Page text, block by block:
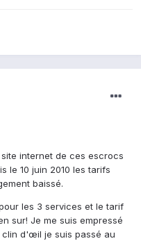
internet de ces escrocs
le 10 juin 2010 les tarifs
baissé.
les 3 services et le tarif
sur! Je me suis empressé
d'œil je suis passé au